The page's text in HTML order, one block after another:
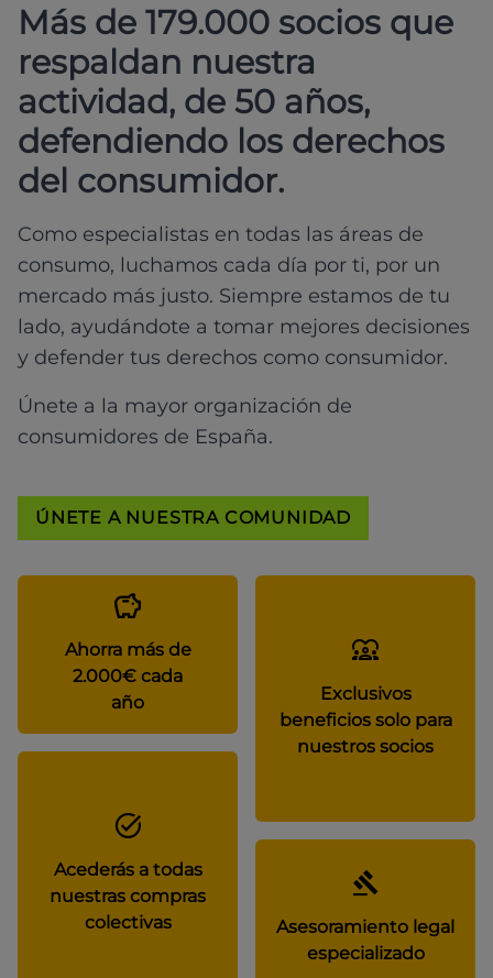
Más de 179.000 socios que
respaldan nuestra
actividad, de 50 años,
defendiendo los derechos
del consumidor.
Como especialistas en todas las áreas de
consumo, luchamos cada día por ti, por un
mercado más justo. Siempre estamos de tu
lado, ayudándote a tomar mejores decisiones
y defender tus derechos como consumidor.
Únete a la mayor organización de
consumidores de España.
ÚNETE A NUESTRA COMUNIDAD
Ahorra más de
2.000€ cada
año
Exclusivos
beneficios solo para
nuestros socios
Acederás a todas
nuestras compras
colectivas
Asesoramiento legal
especializado